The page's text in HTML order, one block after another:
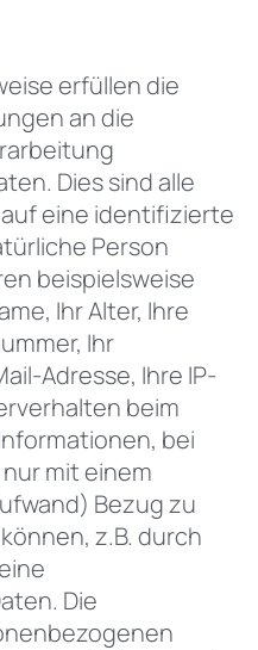
erfüllen die
an die
Dies sind alle
eine identifizierte
Person
beispielsweise
Ihr Alter, Ihre
Ihr
Adresse, Ihre IP-
beim
bei
mit einem
Bezug zu
z.B. durch
Die